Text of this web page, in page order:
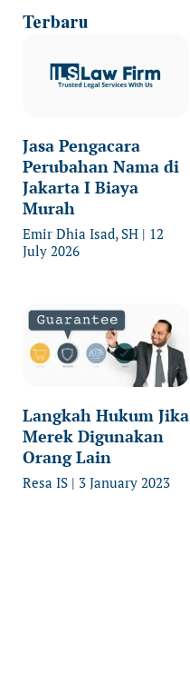
Terbaru
Jasa Pengacara
Perubahan Nama di
Jakarta I Biaya
Murah
Emir Dhia Isad, SH
12
July 2026
Langkah Hukum Jika
Merek Digunakan
Orang Lain
Resa IS 3 January 2023